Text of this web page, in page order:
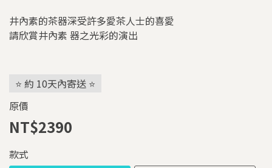
井內素的茶器深受許多愛茶人士的喜愛
請欣賞井內素 器之光彩的演出
⭐ 約 10天內寄送 ⭐
原價
NT$2390
款式